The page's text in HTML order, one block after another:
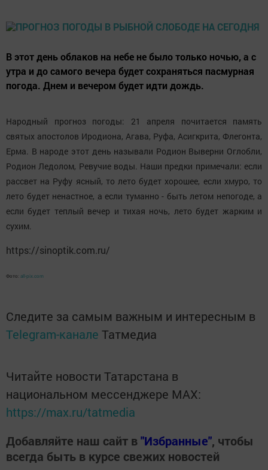
В этот день облаков на небе не было только ночью, а с
утра и до самого вечера будет сохраняться пасмурная
погода. Днем и вечером будет идти дождь.
Народный прогноз погоды: 21 апреля почитается память
святых апостолов Иродиона, Агава, Руфа, Асигкрита, Флегонта,
Ерма. В народе этот день называли Родион Выверни Оглобли,
Родион Ледолом, Ревучие воды. Наши предки примечали: если
рассвет на Руфу ясный, то лето будет хорошее, если хмуро, то
лето будет ненастное, а если туманно - быть летом непогоде, а
если будет теплый вечер и тихая ночь, лето будет жарким и
сухим.
https://sinoptik.com.ru/
Фото: all-pix.com
Следите за самым важным и интересным в
Telegram-канале Татмедиа
Читайте новости Татарстана в
национальном мессенджере MАХ:
https://max.ru/tatmedia
Добавляйте наш сайт в"Избранные", чтобы
всегда быть в курсе свежих новостей